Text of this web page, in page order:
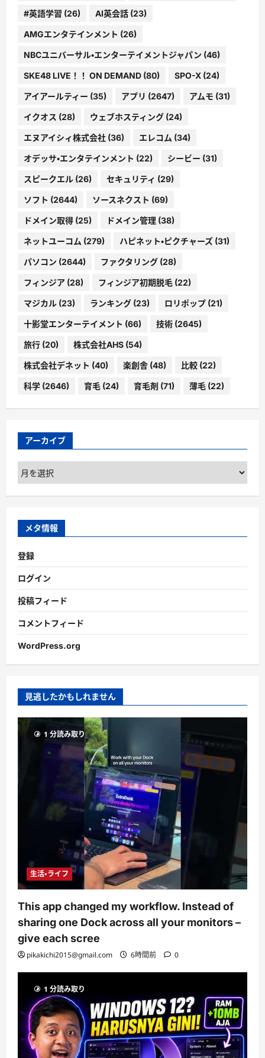
#英語学習 (26) AI英会話 (23)
AMGエンタテインメント (26)
NBCユニバーサル・エンターテイメントジャパン (46)
SKE48 LIVE！！ ON DEMAND (80) SPO-X (24)
アイアールティー (35) アプリ (2647) アムモ (31)
イクオス (28) ウェブホスティング (24)
エヌアイシィ株式会社 (36) エレコム (34)
オデッサ・エンタテインメント (22) シービー (31)
スピークエル (26) セキュリティ (29)
ソフト (2644) ソースネクスト (69)
ドメイン取得 (25) ドメイン管理 (38)
ネットユーコム (279) ハピネット・ピクチャーズ (31)
パソコン (2644) ファクタリング (28)
フィンジア (28) フィンジア初期脱毛 (22)
マジカル (23) ランキング (23) ロリポップ (21)
十影堂エンターテイメント (66) 技術 (2645)
旅行 (20) 株式会社AHS (54)
株式会社デネット (40) 楽創舎 (48) 比較 (22)
科学 (2646) 育毛 (24) 育毛剤 (71) 薄毛 (22)
アーカイブ
ア
ー
カ
ブ
メタ情報
登録
ログイン
投稿フィード
コメントフィード
WordPress.org
見逃したかもしれません
1 分読み取り
生活・ライフ
This app changed my workflow. Instead of
sharing one Dock across all your monitors –
give each scree
pikakichi2015@gmail.com 6時間前 0
1 分読み取り